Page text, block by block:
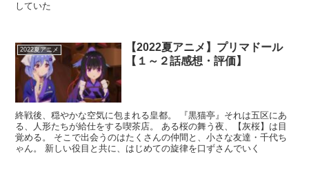
していた
2022夏アニメ
【2022夏アニメ】プリマドール
【１～２話感想・評価】
終戦後、穏やかな空気に包まれる皇都。 『黒猫亭』それは五区にあ
る、人形たちが給仕をする喫茶店。 ある桜の舞う夜、【灰桜】は目
覚める。 そこで出会うのはたくさんの仲間と、小さな友達・千代ち
ゃん。 新しい役目と共に、はじめての旋律を口ずさんでいく